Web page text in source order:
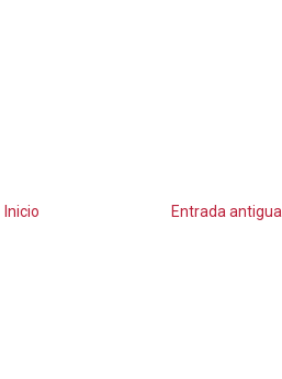
Entrada antigua
Inicio